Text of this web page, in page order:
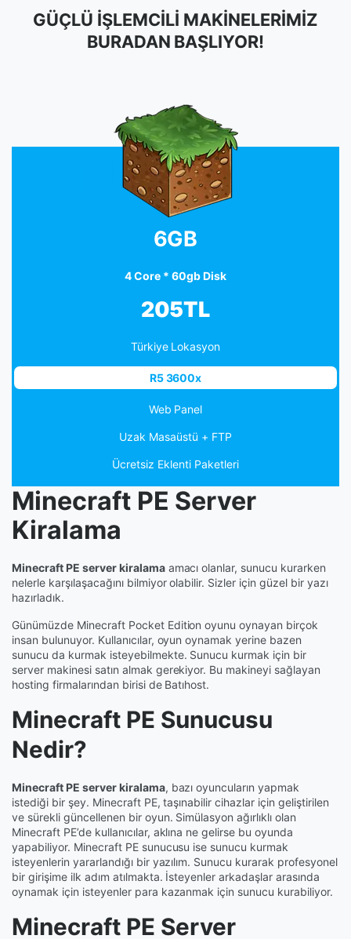
GÜÇLÜ İŞLEMCİLİ MAKİNELERİMİZ
BURADAN BAŞLIYOR!
6GB
4 Core * 60gb Disk
205TL
Türkiye Lokasyon
R5 3600x
Web Panel
Uzak Masaüstü + FTP
Ücretsiz Eklenti Paketleri
Minecraft PE Server
Kiralama
Minecraft PE server kiralamaamacı olanlar, sunucu kurarken
nelerle karşılaşacağını bilmiyor olabilir. Sizler için güzel bir yazı
hazırladık.
Günümüzde Minecraft Pocket Edition oyunu oynayan birçok
insan bulunuyor. Kullanıcılar, oyun oynamak yerine bazen
sunucu da kurmak isteyebilmekte. Sunucu kurmak için bir
server makinesi satın almak gerekiyor. Bu makineyi sağlayan
hosting firmalarından birisi de Batıhost.
Minecraft PE Sunucusu
Nedir?
Minecraft PE server kiralama, bazı oyuncuların yapmak
istediği bir şey. Minecraft PE, taşınabilir cihazlar için geliştirilen
ve sürekli güncellenen bir oyun. Simülasyon ağırlıklı olan
Minecraft PE’de kullanıcılar, aklına ne gelirse bu oyunda
yapabiliyor. Minecraft PE sunucusu ise sunucu kurmak
isteyenlerin yararlandığı bir yazılım. Sunucu kurarak profesyonel
bir girişime ilk adım atılmakta. İsteyenler arkadaşlar arasında
oynamak için isteyenler para kazanmak için sunucu kurabiliyor.
Minecraft PE Server